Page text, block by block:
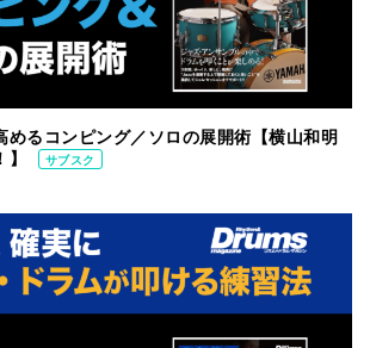
めるコンピング／ソロの展開術【横山和明
サブスク